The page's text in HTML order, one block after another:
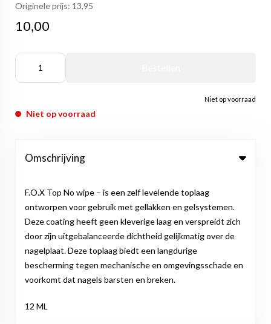
Originele prijs: 13,95
10,00
Niet op voorraad
Niet op voorraad
Omschrijving
F.O.X Top No wipe – is een zelf levelende toplaag
ontworpen voor gebruik met gellakken en gelsystemen.
Deze coating heeft geen kleverige laag en verspreidt zich
door zijn uitgebalanceerde dichtheid gelijkmatig over de
nagelplaat. Deze toplaag biedt een langdurige
bescherming tegen mechanische en omgevingsschade en
voorkomt dat nagels barsten en breken.
12 ML